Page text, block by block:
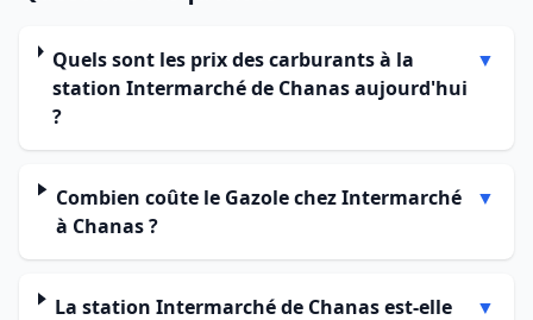
Quels sont les prix des carburants à la
station Intermarché de Chanas aujourd'hui
?
▼
Combien coûte le Gazole chez Intermarché
à Chanas ?
▼
La station Intermarché de Chanas est-elle
▼